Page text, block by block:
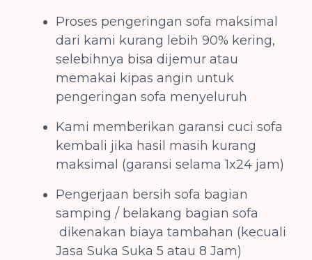
Proses pengeringan sofa maksimal
dari kami kurang lebih 90% kering,
selebihnya bisa dijemur atau
memakai kipas angin untuk
pengeringan sofa menyeluruh
Kami memberikan garansi cuci sofa
kembali jika hasil masih kurang
maksimal (garansi selama 1x24 jam)
Pengerjaan bersih sofa bagian
samping / belakang bagian sofa
dikenakan biaya tambahan (kecuali
Jasa Suka Suka 5 atau 8 Jam)